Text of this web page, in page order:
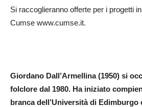
Si raccoglieranno offerte per i progetti
Cumse www.cumse.it.
Giordano Dall’Armellina (1950) si
folclore dal 1980. Ha iniziato
branca dell’Università di Edimburgo